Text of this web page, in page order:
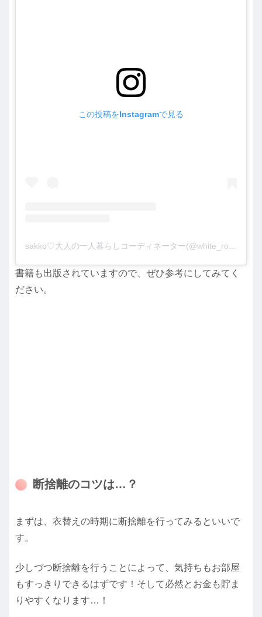
この投稿をInstagramで見る
sakko♡大人の一人暮らしコーディネーター(@white_room_3)がシェアした投稿
書籍も出版されていますので、ぜひ参考にしてみてく
ださい。
断捨離のコツは…？
まずは、衣替えの時期に断捨離を行ってみるといいで
す。
少しづつ断捨離を行うことによって、気持ちもお部屋
もすっきりできるはずです！そして必然とお金も貯ま
りやすくなります…！